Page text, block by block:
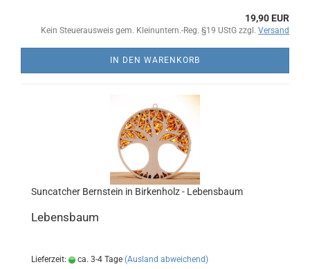
19,90 EUR
Kein Steuerausweis gem. Kleinuntern.-Reg. §19 UStG zzgl. Versand
IN DEN WARENKORB
Suncatcher Bernstein in Birkenholz - Lebensbaum
Lebensbaum
Lieferzeit: ca. 3-4 Tage (Ausland abweichend)